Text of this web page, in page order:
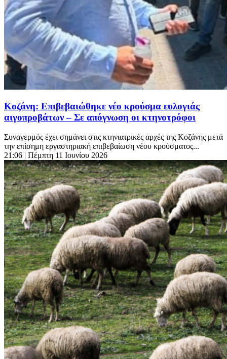
Κοζάνη: Επιβεβαιώθηκε νέο κρούσμα ευλογιάς
αιγοπροβάτων – Σε απόγνωση οι κτηνοτρόφοι
Συναγερμός έχει σημάνει στις κτηνιατρικές αρχές της Κοζάνης μετά
την επίσημη εργαστηριακή επιβεβαίωση νέου κρούσματος...
21:06 | Πέμπτη 11 Ιουνίου 2026